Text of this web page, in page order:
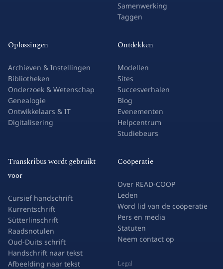
Samenwerking
Taggen
Oplossingen
Archieven & Instellingen
Bibliotheken
Onderzoek & Wetenschap
Genealogie
Ontwikkelaars & IT
Digitalisering
Ontdekken
Modellen
Sites
Succesverhalen
Blog
Evenementen
Helpcentrum
Studiebeurs
Transkribus wordt gebruikt
voor
Cursief handschrift
Kurrentschrift
Sütterlinschrift
Raadsnotulen
Oud-Duits schrift
Handschrift naar tekst
Afbeelding naar tekst
Coöperatie
Over READ-COOP
Leden
Word lid van de coöperatie
Pers en media
Statuten
Neem contact op
Legal